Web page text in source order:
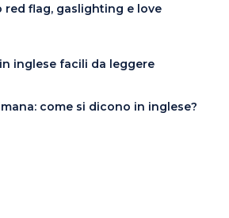
red flag, gaslighting e love
inglese facili da leggere
come si dicono in inglese?